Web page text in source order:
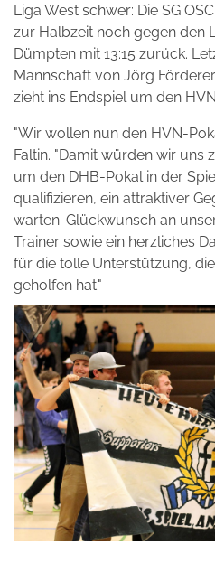
Liga West schwer: Die SG
zur Halbzeit noch gegen den
Dümpten mit 13:15 zurück.
Mannschaft von Jörg
zieht ins Endspiel um den
"Wir wollen nun den HVN-
Faltin. "Damit würden wir uns
um den DHB-Pokal in der
qualifizieren, ein attraktiver
warten. Glückwunsch an
Trainer sowie ein herzliches
für die tolle Unterstützung,
geholfen hat."